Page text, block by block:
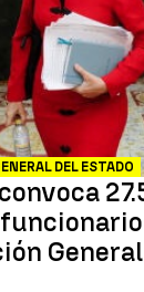
DEL ESTADO